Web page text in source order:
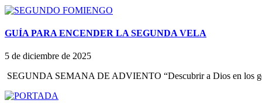
GUÍA PARA ENCENDER LA SEGUNDA VELA
5 de diciembre de 2025
SEGUNDA SEMANA DE ADVIENTO “Descubrir a Dios en los